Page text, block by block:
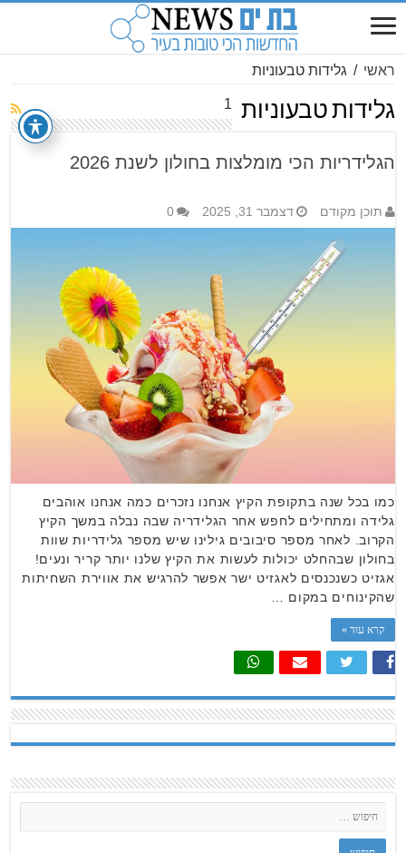
ראשי / גלידות טבעוניות
1 גלידות טבעוניות
הגלידריות הכי מומלצות בחולון לשנת 2026
תוכן מקודם דצמבר 31, 2025 0
כמו בכל שנה בתקופת הקיץ אנחנו נזכרים כמה אנחנו אוהבים
גלידה ומתחילים לחפש אחר הגלידריה שבה נבלה במשך הקיץ
הקרוב. לאחר מספר סיבובים גילינו שיש מספר גלידריות שוות
בחולון שבהחלט יכולות לעשות את הקיץ שלנו יותר קריר ונעים!
אגזיט כשנכנסים לאגזיט ישר אפשר להרגיש את אווירת השחיתות
שהקינוחים במקום …
קרא עוד »